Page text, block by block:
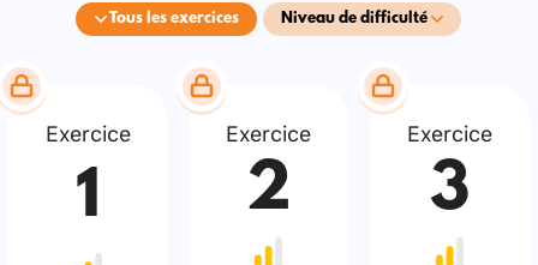
Tous les exercices Niveau de difficulté
Exercice
1
Exercice
2
Exercice
3